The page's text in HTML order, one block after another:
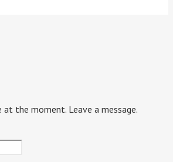
at the moment. Leave a message.